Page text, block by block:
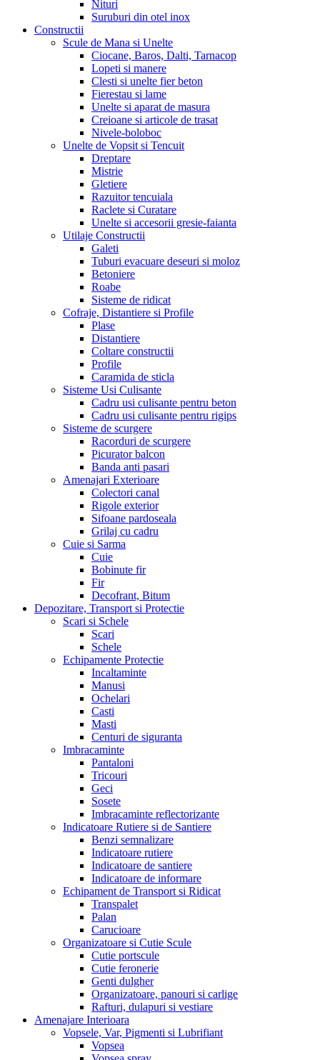
Nituri
Suruburi din otel inox
Constructii
Scule de Mana si Unelte
Ciocane, Baros, Dalti, Tarnacop
Lopeti si manere
Clesti si unelte fier beton
Fierestau si lame
Unelte si aparat de masura
Creioane si articole de trasat
Nivele-boloboc
Unelte de Vopsit si Tencuit
Dreptare
Mistrie
Gletiere
Razuitor tencuiala
Raclete si Curatare
Unelte si accesorii gresie-faianta
Utilaje Constructii
Galeti
Tuburi evacuare deseuri si moloz
Betoniere
Roabe
Sisteme de ridicat
Cofraje, Distantiere si Profile
Plase
Distantiere
Coltare constructii
Profile
Caramida de sticla
Sisteme Usi Culisante
Cadru usi culisante pentru beton
Cadru usi culisante pentru rigips
Sisteme de scurgere
Racorduri de scurgere
Picurator balcon
Banda anti pasari
Amenajari Exterioare
Colectori canal
Rigole exterior
Sifoane pardoseala
Grilaj cu cadru
Cuie si Sarma
Cuie
Bobinute fir
Fir
Decofrant, Bitum
Depozitare, Transport si Protectie
Scari si Schele
Scari
Schele
Echipamente Protectie
Incaltaminte
Manusi
Ochelari
Casti
Masti
Centuri de siguranta
Imbracaminte
Pantaloni
Tricouri
Geci
Sosete
Imbracaminte reflectorizante
Indicatoare Rutiere si de Santiere
Benzi semnalizare
Indicatoare rutiere
Indicatoare de santiere
Indicatoare de informare
Echipament de Transport si Ridicat
Transpalet
Palan
Carucioare
Organizatoare si Cutie Scule
Cutie portscule
Cutie feronerie
Genti dulgher
Organizatoare, panouri si carlige
Rafturi, dulapuri si vestiare
Amenajare Interioara
Vopsele, Var, Pigmenti si Lubrifiant
Vopsea